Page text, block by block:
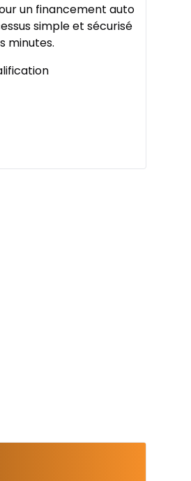
un financement auto
simple et sécurisé
minutes.